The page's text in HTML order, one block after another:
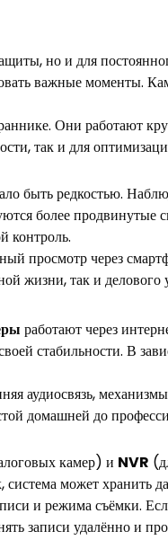
но и для
важные моменты.
Они работают
так и для
быть редкостью.
более
контроль.
просмотр через
жизни, так и делового
работают через
стабильности. В
аудиосвязь,
домашней до
камер) и NVR
может хранить
и режима
записи удалённо и